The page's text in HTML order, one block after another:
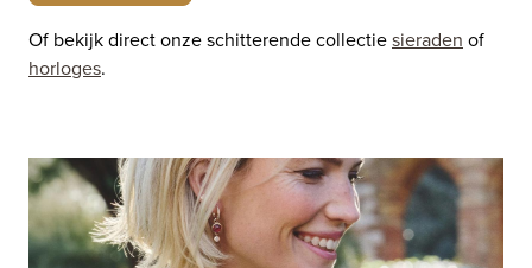
Of bekijk direct onze schitterende collectiesieraden of
horloges.